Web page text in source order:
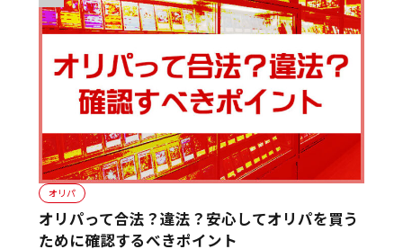
オリパ
オリパって合法？違法？安心してオリパを買う
ために確認するべきポイント